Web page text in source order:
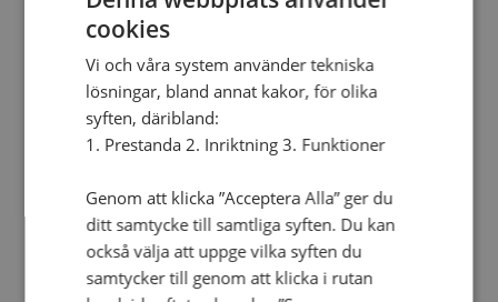
frågeställningar eller problem. Ofta tar jag
mina egna barn som exempel. Jag vill inte
komma med pekpinnar. Hygien är lika viktigt
för mig som för dem. Jag har bara haft andra
möjligheter att lära mig om det. På klasserna
skapade av Gud och att vi därför ska ta hand
om våra kroppar.
I Hälsans hus bor en familj. En dag kommer en
cookies
Vi och våra system använder tekniska
lösningar, bland annat kakor, för olika
syften, däribland:
1. Prestanda 2. Inriktning 3. Funktioner
Genom att klicka ”Acceptera Alla” ger du
ditt samtycke till samtliga syften. Du kan
också välja att uppge vilka syften du
samtycker till genom att klicka i rutan